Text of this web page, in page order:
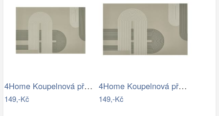
4Home Koupelnová předložka Abstract, 40…
149,-Kč
4Home Koupelnová předložka Abstract, 50…
149,-Kč